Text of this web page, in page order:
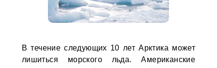
В течение следующих 10 лет Арктика может
лишиться морского льда. Американские